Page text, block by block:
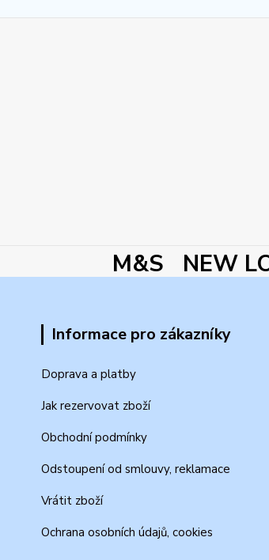
M&S NEW
Informace pro zákazníky
Doprava a platby
Jak rezervovat zboží
Obchodní podmínky
Odstoupení od smlouvy, reklamace
Vrátit zboží
Ochrana osobních údajů, cookies